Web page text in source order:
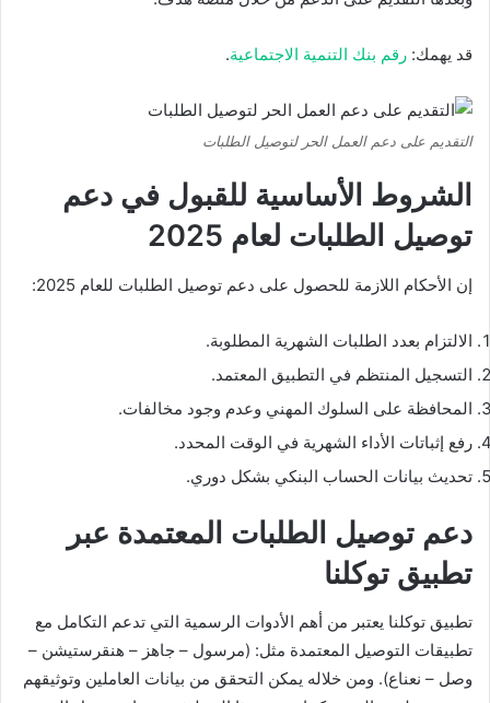
قد يهمك: رقم بنك التنمية الاجتماعية.
التقديم على دعم العمل الحر لتوصيل الطلبات
الشروط الأساسية للقبول في دعم
توصيل الطلبات لعام 2025
إن الأحكام اللازمة للحصول على دعم توصيل الطلبات للعام 2025:
الالتزام بعدد الطلبات الشهرية المطلوبة.
التسجيل المنتظم في التطبيق المعتمد.
المحافظة على السلوك المهني وعدم وجود مخالفات.
رفع إثباتات الأداء الشهرية في الوقت المحدد.
تحديث بيانات الحساب البنكي بشكل دوري.
دعم توصيل الطلبات المعتمدة عبر
تطبيق توكلنا
تطبيق توكلنا يعتبر من أهم الأدوات الرسمية التي تدعم التكامل مع
تطبيقات التوصيل المعتمدة مثل: (مرسول – جاهز – هنقرستيشن –
وصل – نعناع). ومن خلاله يمكن التحقق من بيانات العاملين وتوثيقهم